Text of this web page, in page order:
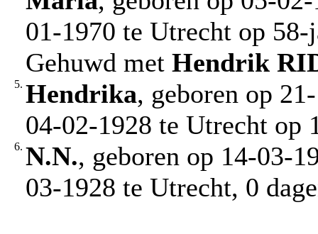
01-1970 te Utrecht op
Gehuwd met Hendrik
5. Hendrika, geboren op
04-02-1928 te Utrecht op
6. N.N., geboren op 14-03-
03-1928 te Utrecht, 0